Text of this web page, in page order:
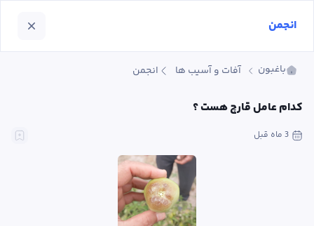
باغبون آفات و آسیب ها انجمن
کدام عامل قارچ هست ؟
3 ماه قبل
انجمن